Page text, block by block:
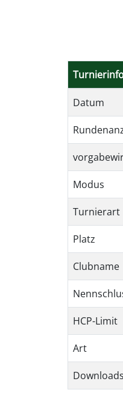
Datum
Modus
Turnierart
Platz
Clubname
HCP-Limit
Art
Downloads